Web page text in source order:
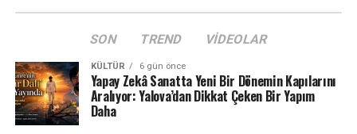
SON TREND VIDEOLAR
KÜLTÜR 6 gün önce
Yapay Zekâ Sanatta Yeni Bir Dönemin Kapılarını
Aralıyor: Yalova’dan Dikkat Çeken Bir Yapım
Daha